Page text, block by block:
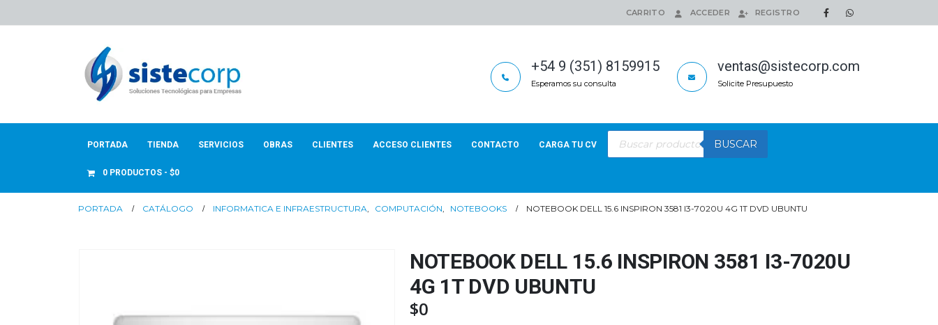
CARRITO ACCEDER REGISTRO
+54 9 (351) 8159915
Esperamos su consulta
ventas@sistecorp.com
Solicite Presupuesto
PORTADA TIENDA SERVICIOS OBRAS CLIENTES ACCESO CLIENTES CONTACTO CARGA TU CV
Búsqueda
productos
BUSCAR
0 PRODUCTOS $0
PORTADA CATÁLOGO INFORMATICA E INFRAESTRUCTURA, COMPUTACIÓN, NOTEBOOKS NOTEBOOK DELL 15.6 INSPIRON 3581 I3-7020U 4G 1T DVD UBUNTU
NOTEBOOK DELL 15.6 INSPIRON 3581 I3-7020U
4G 1T DVD UBUNTU
$0